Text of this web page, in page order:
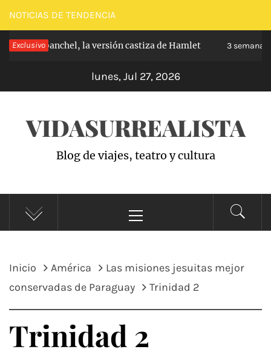
Saltar
al
contenido
NOTICIAS DE TENDENCIA
Exclusivo
de Carabanchel, la versión castiza de Hamlet 3 semanas
lunes, Jul 27, 2026
VIDASURREALISTA
Blog de viajes, teatro y cultura
principal
Inicio América
Las misiones jesuitas mejor
conservadas de Paraguay
Trinidad 2
Trinidad 2